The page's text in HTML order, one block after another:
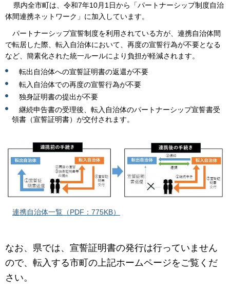
県内全市町は、令和7年10月1日から「パートナーシップ制度自治
体間連携ネットワーク」に加入しています。
パートナーシップ宣誓制度を利用されている方が、連携自治体間
で転居した際、転入自治体において、再度の宣誓行為が不要となる
など、簡素化された統一ルールにより負担が軽減されます。
転出自治体への宣誓証明書の返還が不要
転入自治体での再度の宣誓行為が不要
独身証明書の提出が不要
継続申告書の受理後、転入自治体のパートナーシップ宣誓書受
領書（宣誓証明書）が交付されます。
連携自治体一覧（PDF：775KB）
なお、県では、宣誓証明書の発行は行っていません
ので、転入する市町の上記ホームページをご覧くだ
さい。